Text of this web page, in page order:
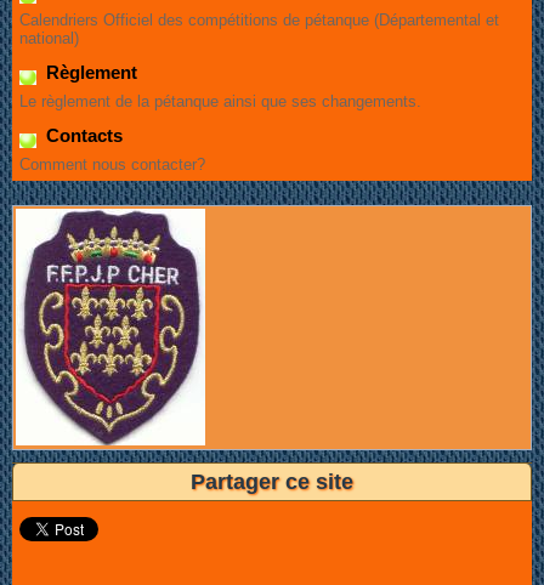
Calendriers Officiel des compétitions de pétanque (Départemental et
national)
Règlement
Le règlement de la pétanque ainsi que ses changements.
Contacts
Comment nous contacter?
Partager ce site